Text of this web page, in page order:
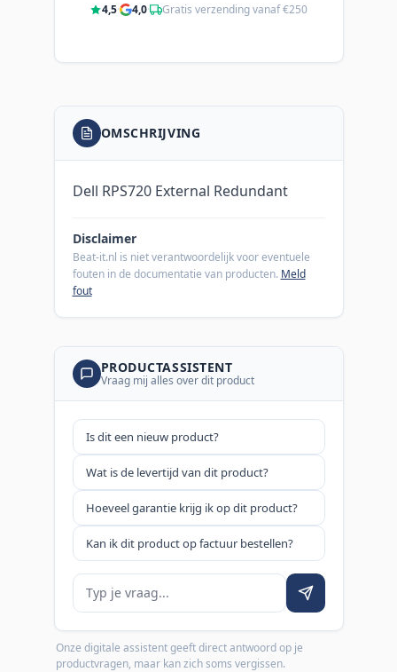
4,5· 4,0· Gratis verzending vanaf €250
OMSCHRIJVING
Dell RPS720 External Redundant
Disclaimer
Beat-it.nl is niet verantwoordelijk voor eventuele
fouten in de documentatie van producten. Meld
fout
PRODUCTASSISTENT
Vraag mij alles over dit product
Is dit een nieuw product?
Wat is de levertijd van dit product?
Hoeveel garantie krijg ik op dit product?
Kan ik dit product op factuur bestellen?
Je vraag
Onze digitale assistent geeft direct antwoord op je
productvragen, maar kan zich soms vergissen.